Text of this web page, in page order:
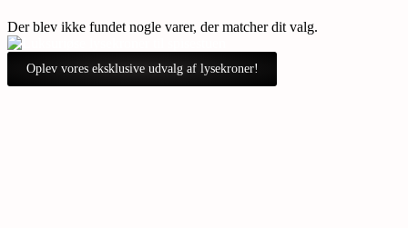
Der blev ikke fundet nogle varer, der matcher dit valg.
Oplev vores eksklusive udvalg af lysekroner!